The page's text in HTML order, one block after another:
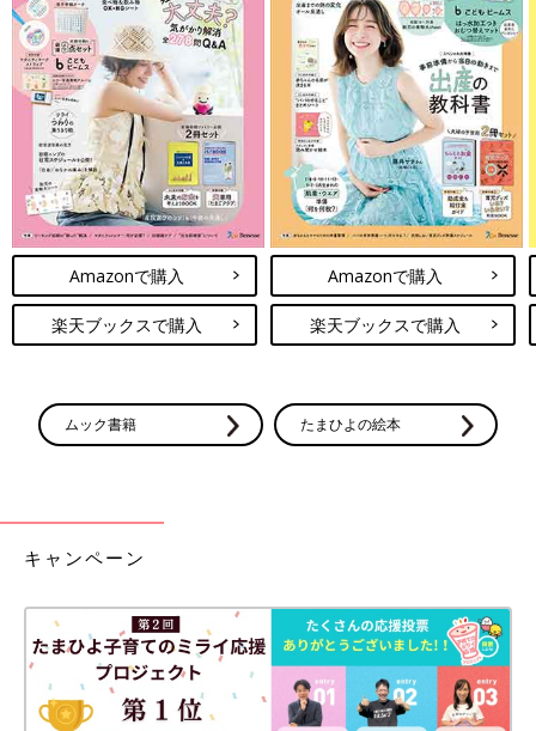
Amazonで購入
楽天ブックスで購入
Amazonで購入
楽天ブックスで購入
ムック書籍 たまひよの絵本
キャンペーン